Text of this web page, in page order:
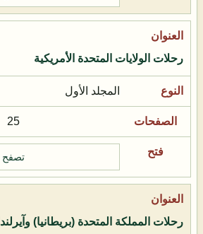
رحلات الولايات المتحدة الأمريكية
المجلد الأول
25
تصفح
رحلات المملكة المتحدة (بريطانيا) وآيرلندا